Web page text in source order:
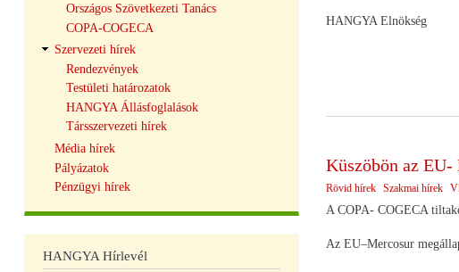
HANGYA Elnökség
Küszöbön az EU-
Rövid hírek Szakmai hírek
A COPA- COGECA
Az EU–Mercosur
Országos Szövetkezeti Tanács
COPA-COGECA
Szervezeti hírek
Rendezvények
Testületi határozatok
HANGYA Állásfoglalások
Társszervezeti hírek
Média hírek
Pályázatok
Pénzügyi hírek
HANGYA Hírlevél